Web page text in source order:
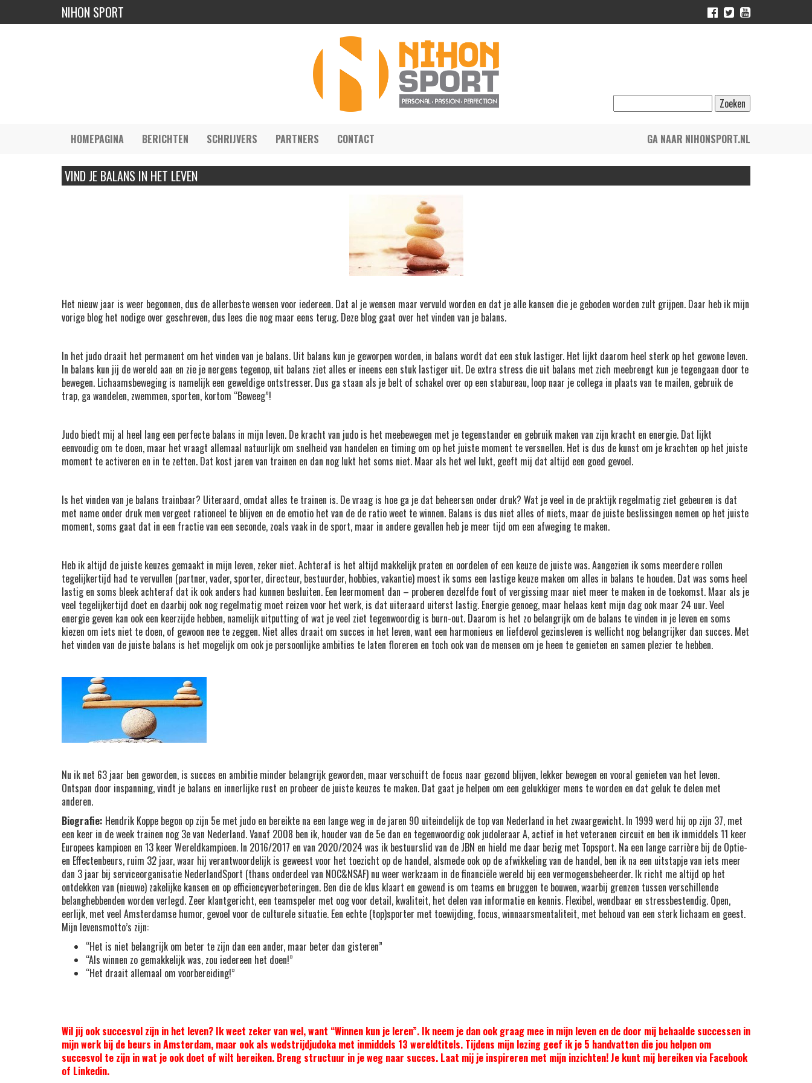
NIHON SPORT
HOMEPAGINA BERICHTEN SCHRIJVERS PARTNERS CONTACT GA NAAR NIHONSPORT.NL
VIND JE BALANS IN HET LEVEN
Het nieuw jaar is weer begonnen, dus de allerbeste wensen voor iedereen. Dat al je wensen maar vervuld worden en dat je alle kansen die je geboden worden zult grijpen. Daar heb ik mijn
vorige blog het nodige over geschreven, dus lees die nog maar eens terug. Deze blog gaat over het vinden van je balans.
In het judo draait het permanent om het vinden van je balans. Uit balans kun je geworpen worden, in balans wordt dat een stuk lastiger. Het lijkt daarom heel sterk op het gewone leven.
In balans kun jij de wereld aan en zie je nergens tegenop, uit balans ziet alles er ineens een stuk lastiger uit. De extra stress die uit balans met zich meebrengt kun je tegengaan door te
bewegen. Lichaamsbeweging is namelijk een geweldige ontstresser. Dus ga staan als je belt of schakel over op een stabureau, loop naar je collega in plaats van te mailen, gebruik de
trap, ga wandelen, zwemmen, sporten, kortom “Beweeg”!
Judo biedt mij al heel lang een perfecte balans in mijn leven. De kracht van judo is het meebewegen met je tegenstander en gebruik maken van zijn kracht en energie. Dat lijkt
eenvoudig om te doen, maar het vraagt allemaal natuurlijk om snelheid van handelen en timing om op het juiste moment te versnellen. Het is dus de kunst om je krachten op het juiste
moment te activeren en in te zetten. Dat kost jaren van trainen en dan nog lukt het soms niet. Maar als het wel lukt, geeft mij dat altijd een goed gevoel.
Is het vinden van je balans trainbaar? Uiteraard, omdat alles te trainen is. De vraag is hoe ga je dat beheersen onder druk? Wat je veel in de praktijk regelmatig ziet gebeuren is dat
met name onder druk men vergeet rationeel te blijven en de emotio het van de de ratio weet te winnen. Balans is dus niet alles of niets, maar de juiste beslissingen nemen op het juiste
moment, soms gaat dat in een fractie van een seconde, zoals vaak in de sport, maar in andere gevallen heb je meer tijd om een afweging te maken.
Heb ik altijd de juiste keuzes gemaakt in mijn leven, zeker niet. Achteraf is het altijd makkelijk praten en oordelen of een keuze de juiste was. Aangezien ik soms meerdere rollen
tegelijkertijd had te vervullen (partner, vader, sporter, directeur, bestuurder, hobbies, vakantie) moest ik soms een lastige keuze maken om alles in balans te houden. Dat was soms heel
lastig en soms bleek achteraf dat ik ook anders had kunnen besluiten. Een leermoment dan – proberen dezelfde fout of vergissing maar niet meer te maken in de toekomst. Maar als je
veel tegelijkertijd doet en daarbij ook nog regelmatig moet reizen voor het werk, is dat uiteraard uiterst lastig. Energie genoeg, maar helaas kent mijn dag ook maar 24 uur. Veel
energie geven kan ook een keerzijde hebben, namelijk uitputting of wat je veel ziet tegenwoordig is burn-out. Daarom is het zo belangrijk om de balans te vinden in je leven en soms
kiezen om iets niet te doen, of gewoon nee te zeggen. Niet alles draait om succes in het leven, want een harmonieus en liefdevol gezinsleven is wellicht nog belangrijker dan succes. Met
het vinden van de juiste balans is het mogelijk om ook je persoonlijke ambities te laten floreren en toch ook van de mensen om je heen te genieten en samen plezier te hebben.
Nu ik net 63 jaar ben geworden, is succes en ambitie minder belangrijk geworden, maar verschuift de focus naar gezond blijven, lekker bewegen en vooral genieten van het leven.
Ontspan door inspanning, vindt je balans en innerlijke rust en probeer de juiste keuzes te maken. Dat gaat je helpen om een gelukkiger mens te worden en dat geluk te delen met
anderen.
Biografie: Hendrik Koppe begon op zijn 5e met judo en bereikte na een lange weg in de jaren 90 uiteindelijk de top van Nederland in het zwaargewicht. In 1999 werd hij op zijn 37, met
een keer in de week trainen nog 3e van Nederland. Vanaf 2008 ben ik, houder van de 5e dan en tegenwoordig ook judoleraar A, actief in het veteranen circuit en ben ik inmiddels 11 keer
Europees kampioen en 13 keer Wereldkampioen. In 2016/2017 en van 2020/2024 was ik bestuurslid van de JBN en hield me daar bezig met Topsport. Na een lange carrière bij de Optie-
en Effectenbeurs, ruim 32 jaar, waar hij verantwoordelijk is geweest voor het toezicht op de handel, alsmede ook op de afwikkeling van de handel, ben ik na een uitstapje van iets meer
dan 3 jaar bij serviceorganisatie NederlandSport (thans onderdeel van NOC&NSAF) nu weer werkzaam in de financiële wereld bij een vermogensbeheerder. Ik richt me altijd op het
ontdekken van (nieuwe) zakelijke kansen en op efficiencyverbeteringen. Ben die de klus klaart en gewend is om teams en bruggen te bouwen, waarbij grenzen tussen verschillende
belanghebbenden worden verlegd. Zeer klantgericht, een teamspeler met oog voor detail, kwaliteit, het delen van informatie en kennis. Flexibel, wendbaar en stressbestendig. Open,
eerlijk, met veel Amsterdamse humor, gevoel voor de culturele situatie. Een echte (top)sporter met toewijding, focus, winnaarsmentaliteit, met behoud van een sterk lichaam en geest.
Mijn levensmotto’s zijn:
“Het is niet belangrijk om beter te zijn dan een ander, maar beter dan gisteren”
“Als winnen zo gemakkelijk was, zou iedereen het doen!”
“Het draait allemaal om voorbereiding!”
Wil jij ook succesvol zijn in het leven? Ik weet zeker van wel, want “Winnen kun je leren”. Ik neem je dan ook graag mee in mijn leven en de door mij behaalde successen in
mijn werk bij de beurs in Amsterdam, maar ook als wedstrijdjudoka met inmiddels 13 wereldtitels. Tijdens mijn lezing geef ik je 5 handvatten die jou helpen om
succesvol te zijn in wat je ook doet of wilt bereiken. Breng structuur in je weg naar succes. Laat mij je inspireren met mijn inzichten! Je kunt mij bereiken via Facebook
of Linkedin.